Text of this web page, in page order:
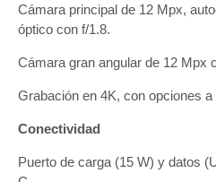
Cámara principal de 12 Mpx,
óptico con f/1.8.
Cámara gran angular de 12 Mpx
Grabación en 4K, con opciones
Conectividad
Puerto de carga (15 W) y datos